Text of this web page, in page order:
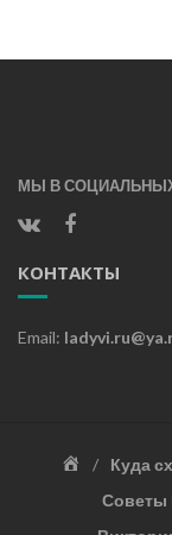
МЫ В
КОНТАКТЫ
Email:
Главная
Куда
Советы